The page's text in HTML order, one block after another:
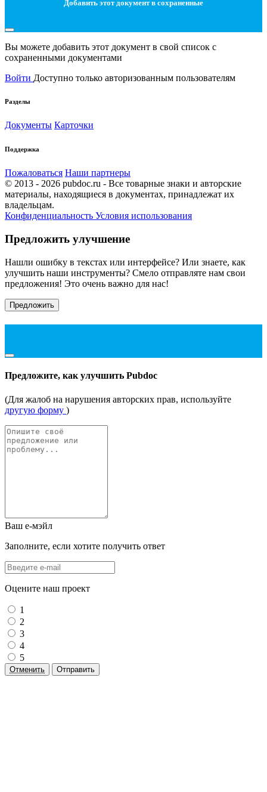
Добавить этот документ в сохраненные
Вы можете добавить этот документ в свой список с
сохраненными документами
Войти Доступно только авторизованным пользователям
Разделы
Документы Карточки
Поддержка
Пожаловаться Наши партнеры
© 2013 - 2026 pubdoc.ru - Все товарные знаки и авторские
материалы, находящиеся в документах, принадлежат их
владельцам.
Конфиденциальность Условия использования
Предложить улучшение
Нашли ошибку в текстах или интерфейсе? Или знаете, как
улучшить наши инструменты? Смело отправляте нам свои
предложения! Это очень важно для нас!
Предложить
Предложите, как улучшить Pubdoc
(Для жалоб на нарушения авторских прав, используйте
другую форму )
Ваш е-мэйл
Заполните, если хотите получить ответ
Оцените наш проект
1
2
3
4
5
Отменить Отправить